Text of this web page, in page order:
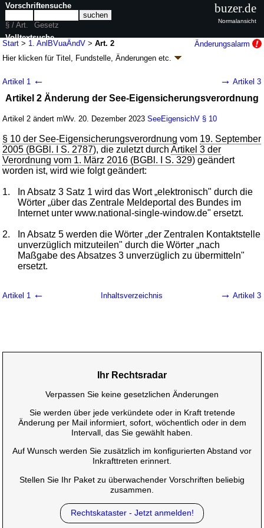
Start > 1. AnlBVuaÄndV >Art. 2
Änderungsalarm
Hier klicken fürTitel, Fundstelle, Änderungen etc.
Anlaufbedingungsverordnung und der See-
Eigensicherungsverordnung (1.
AnlBVuaÄndV
2 Änderungen | wird in 1 Vorschrift zitiert
Artikel 1 ← → Artikel 3
Artikel 2 Änderung der See-Eigensicherungsverordnung
Artikel 2 ändert mWv. 20. Dezember 2023SeeEigensichV § 10
§ 10 der See-Eigensicherungsverordnung vom 19. September
2005 (BGBl. I S. 2787), die zuletzt durchArtikel 3 der
Verordnung vom 1. März 2016 (BGBl. I S. 329) geändert
worden ist, wird wie folgt geändert:
1.
In Absatz 3 Satz 1 wird das Wort „elektronisch" durch die
Wörter „über das Zentrale Meldeportal des Bundes im
Internet unter www.national-single-window.de" ersetzt.
2.
In Absatz 5 werden die Wörter „der Zentralen Kontaktstelle
unverzüglich mitzuteilen" durch die Wörter „nach
Maßgabe des Absatzes 3 unverzüglich zu übermitteln"
ersetzt.
Artikel 1 ← Inhaltsverzeichnis → Artikel 3
Vorschriftensuche
§ / Art.
Gesetz
Volltextsuche
nur in 1. AnlBVuaÄndV
buzer.de
Normalansicht
Ihr Rechtsradar
Verpassen Sie keine gesetzlichen Änderungen
Sie werden über jede verkündete oder in Kraft tretende
Änderung per Mail informiert, sofort, wöchentlich oder in dem
Intervall, das Sie gewählt haben.
Auf Wunsch werden Sie zusätzlich im konfigurierten Abstand vor
Inkrafttreten erinnert.
Stellen Sie Ihr Paket zu überwachender Vorschriften beliebig
zusammen.
Rechtskataster - Jetzt anmelden!